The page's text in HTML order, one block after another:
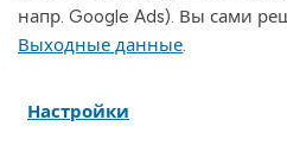
напр. Google Ads). Вы сами
Выходные данные.
Настройки